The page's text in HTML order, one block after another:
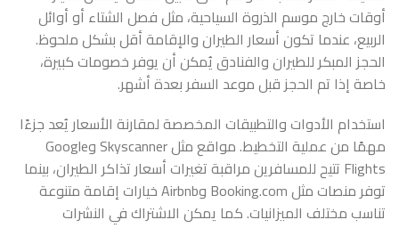
أوقات خارج موسم الذروة السياحية، مثل فصل الشتاء أو أوائل
الربيع، عندما تكون أسعار الطيران والإقامة أقل بشكل ملحوظ.
الحجز المبكر للطيران والفنادق يُمكن أن يوفر خصومات كبيرة،
خاصة إذا تم الحجز قبل موعد السفر بعدة أشهر.
استخدام الأدوات والتطبيقات المخصصة لمقارنة الأسعار يُعد جزءًا
مهمًا من عملية التخطيط. مواقع مثل Skyscanner وGoogle
Flights تتيح للمسافرين مراقبة تغيرات أسعار تذاكر الطيران، بينما
توفر منصات مثل Booking.com وAirbnb خيارات إقامة متنوعة
تناسب مختلف الميزانيات. كما يمكن الاشتراك في النشرات